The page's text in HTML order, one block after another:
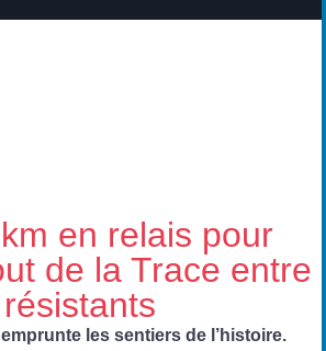
en relais pour
de la Trace entre
résistants
les sentiers de l’histoire.